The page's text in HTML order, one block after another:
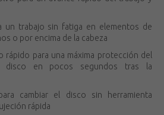
un trabajo sin fatiga en elementos de
o por encima de la cabeza
rápido para una máxima protección del
disco en pocos segundos tras la
cambiar el disco sin herramienta
rápida